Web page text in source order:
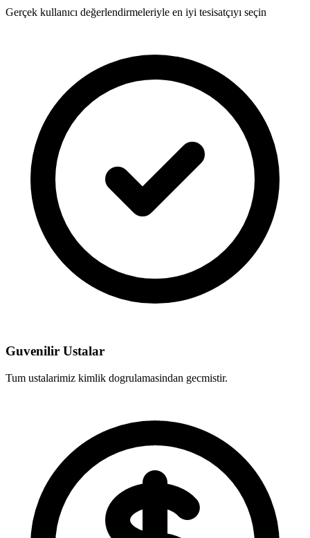
Gerçek kullanıcı değerlendirmeleriyle en iyi tesisatçıyı seçin
Guvenilir Ustalar
Tum ustalarimiz kimlik dogrulamasindan gecmistir.